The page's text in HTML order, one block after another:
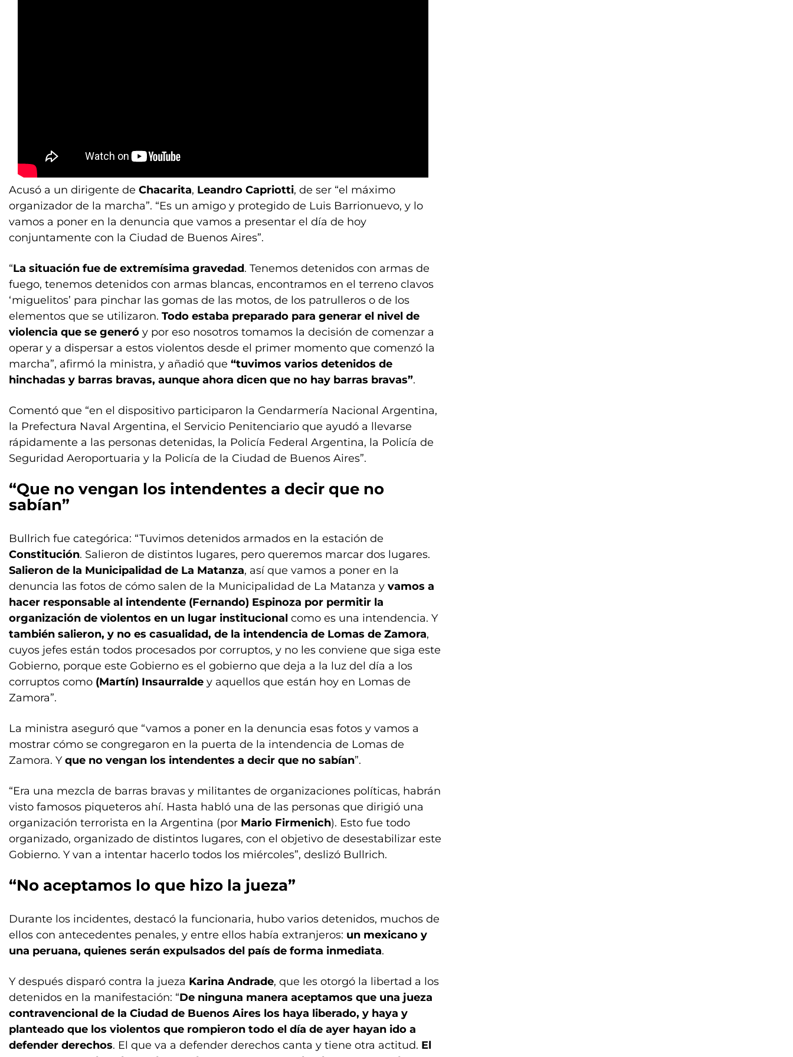
Acusó a un dirigente de Chacarita, Leandro Capriotti, de ser “el máximo
organizador de la marcha”. “Es un amigo y protegido de Luis Barrionuevo, y lo
vamos a poner en la denuncia que vamos a presentar el día de hoy
conjuntamente con la Ciudad de Buenos Aires”.
“La situación fue de extremísima gravedad. Tenemos detenidos con armas de
fuego, tenemos detenidos con armas blancas, encontramos en el terreno clavos
‘miguelitos’ para pinchar las gomas de las motos, de los patrulleros o de los
elementos que se utilizaron. Todo estaba preparado para generar el nivel de
violencia que se generó y por eso nosotros tomamos la decisión de comenzar a
operar y a dispersar a estos violentos desde el primer momento que comenzó la
marcha”, afirmó la ministra, y añadió que “tuvimos varios detenidos de
hinchadas y barras bravas, aunque ahora dicen que no hay barras bravas”.
Comentó que “en el dispositivo participaron la Gendarmería Nacional Argentina,
la Prefectura Naval Argentina, el Servicio Penitenciario que ayudó a llevarse
rápidamente a las personas detenidas, la Policía Federal Argentina, la Policía de
Seguridad Aeroportuaria y la Policía de la Ciudad de Buenos Aires”.
“Que no vengan los intendentes a decir que no
sabían”
Bullrich fue categórica: “Tuvimos detenidos armados en la estación de
Constitución. Salieron de distintos lugares, pero queremos marcar dos lugares.
Salieron de la Municipalidad de La Matanza, así que vamos a poner en la
denuncia las fotos de cómo salen de la Municipalidad de La Matanza y vamos a
hacer responsable al intendente (Fernando) Espinoza por permitir la
organización de violentos en un lugar institucional como es una intendencia. Y
también salieron, y no es casualidad, de la intendencia de Lomas de Zamora,
cuyos jefes están todos procesados por corruptos, y no les conviene que siga este
Gobierno, porque este Gobierno es el gobierno que deja a la luz del día a los
corruptos como (Martín) Insaurralde y aquellos que están hoy en Lomas de
Zamora”.
La ministra aseguró que “vamos a poner en la denuncia esas fotos y vamos a
mostrar cómo se congregaron en la puerta de la intendencia de Lomas de
Zamora. Yque no vengan los intendentes a decir que no sabían”.
“Era una mezcla de barras bravas y militantes de organizaciones políticas, habrán
visto famosos piqueteros ahí. Hasta habló una de las personas que dirigió una
organización terrorista en la Argentina (por Mario Firmenich). Esto fue todo
organizado, organizado de distintos lugares, con el objetivo de desestabilizar este
Gobierno. Y van a intentar hacerlo todos los miércoles”, deslizó Bullrich.
“No aceptamos lo que hizo la jueza”
Durante los incidentes, destacó la funcionaria, hubo varios detenidos, muchos de
ellos con antecedentes penales, y entre ellos había extranjeros: un mexicano y
una peruana, quienes serán expulsados del país de forma inmediata.
Y después disparó contra la jueza Karina Andrade, que les otorgó la libertad a los
detenidos en la manifestación: “De ninguna manera aceptamos que una jueza
contravencional de la Ciudad de Buenos Aires los haya liberado, y haya y
planteado que los violentos que rompieron todo el día de ayer hayan ido a
defender derechos. El que va a defender derechos canta y tiene otra actitud. El